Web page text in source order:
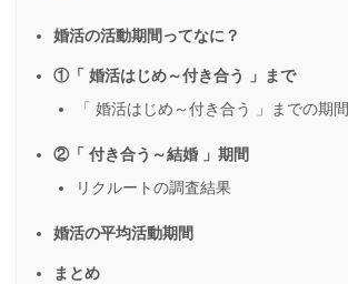
婚活の活動期間ってなに？
①「 婚活はじめ～付き合う 」まで
「 婚活はじめ～付き合う 」までの期間
②「 付き合う～結婚 」期間
リクルートの調査結果
婚活の平均活動期間
まとめ